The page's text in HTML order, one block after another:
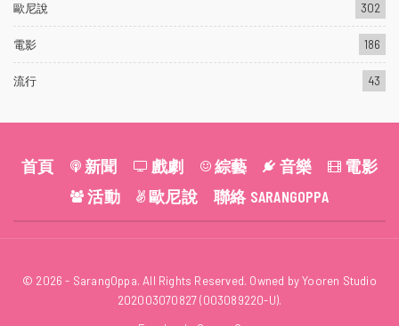
歐尼說 302
電影 186
流行 43
首頁 新聞 戲劇 綜藝 音樂
電影
活動
歐尼說 聯絡 SARANGOPPA
© 2026 - SarangOppa. All Rights Reserved. Owned by Yooren Studio
202003070827 (003089220-U).